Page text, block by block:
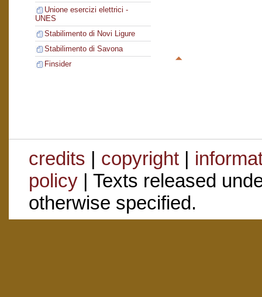
Unione esercizi elettrici -
UNES
Stabilimento di Novi Ligure
Stabilimento di Savona
Finsider
credits | copyright|
policy| Texts released
otherwise specified.